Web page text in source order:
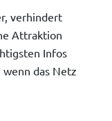
verhindert
Attraktion
Infos
das Netz